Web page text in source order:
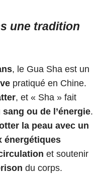
une tradition
, le Gua Sha est un
pratiqué en Chine.
, et « Sha » fait
ou de l’énergie.
la peau avec un
énergétiques
et soutenir
du corps.